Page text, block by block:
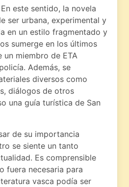
este sentido, la novela
ser urbana, experimental y
en un estilo fragmentado y
sumerge en los últimos
un miembro de ETA
Además, se
diversos como
diálogos de otros
una guía turística de San
de su importancia
se siente un tanto
Es comprensible
fuera necesaria para
vasca podía ser